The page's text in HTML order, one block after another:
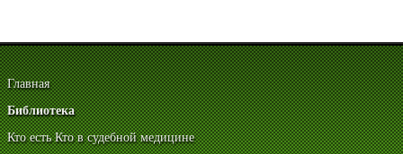
Главная
Библиотека
Кто есть Кто в судебной медицине